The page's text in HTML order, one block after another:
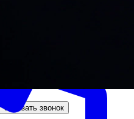
Заказать звонок